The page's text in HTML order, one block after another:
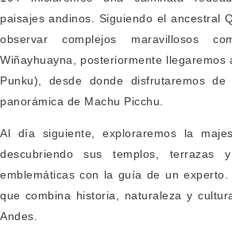
paisajes andinos. Siguiendo el ancestral
observar complejos maravillosos
Wiñayhuayna, posteriormente
Punku), desde donde disfrutaremos
panorámica de Machu Picchu.
Al día siguiente, exploraremos la
descubriendo sus templos, terrazas
emblemáticas con la guía de un experto.
que combina historia, naturaleza y
Andes.